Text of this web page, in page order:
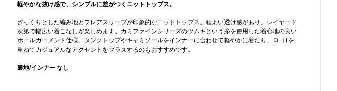
軽やかな抜け感で、シンプルに差がつくニットトップス。
ざっくりとした編み地とフレアスリーブが印象的なニットトップス。程よい透け感があり、レイヤード
次第で幅広い着こなしが楽しめます。カミファインシリーズのツムギという糸を使用した着心地の良い
ホールガーメント仕様。タンクトップやキャミソールをインナーに合わせて軽やかに着たり、ロゴTを
重ねてカジュアルなアクセントをプラスするのもおすすめです。
裏地/インナー なし